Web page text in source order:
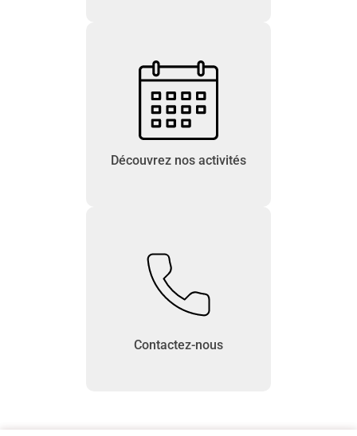
Découvrez nos activités
Contactez-nous